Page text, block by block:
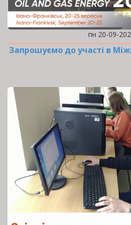
пн 20-09-
Запрошуємо до участі в